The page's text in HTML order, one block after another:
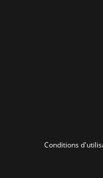
Conditions